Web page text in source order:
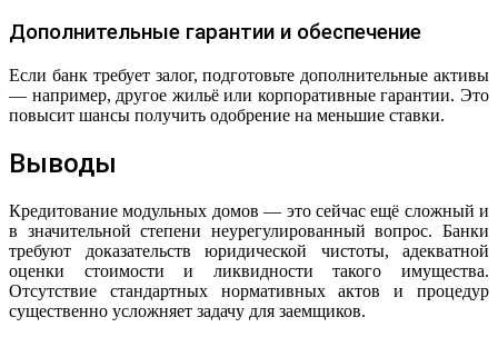
Дополнительные гарантии и обеспечение
Если банк требует залог, подготовьте дополнительные активы
— например, другое жильё или корпоративные гарантии. Это
повысит шансы получить одобрение на меньшие ставки.
Выводы
Кредитование модульных домов — это сейчас ещё сложный и
в значительной степени неурегулированный вопрос. Банки
требуют доказательств юридической чистоты, адекватной
оценки стоимости и ликвидности такого имущества.
Отсутствие стандартных нормативных актов и процедур
существенно усложняет задачу для заемщиков.